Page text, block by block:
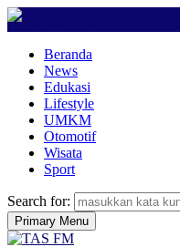
Beranda
News
Edukasi
Lifestyle
UMKM
Otomotif
Wisata
Sport
Search for:
Primary Menu